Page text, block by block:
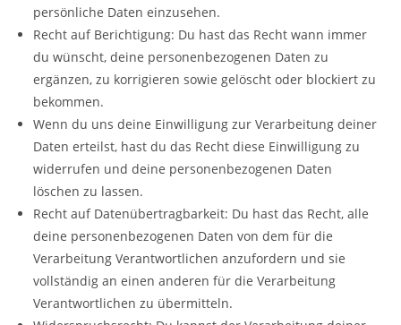
persönliche Daten einzusehen.
Recht auf Berichtigung: Du hast das Recht wann immer
du wünscht, deine personenbezogenen Daten zu
ergänzen, zu korrigieren sowie gelöscht oder blockiert zu
bekommen.
Wenn du uns deine Einwilligung zur Verarbeitung deiner
Daten erteilst, hast du das Recht diese Einwilligung zu
widerrufen und deine personenbezogenen Daten
löschen zu lassen.
Recht auf Datenübertragbarkeit: Du hast das Recht, alle
deine personenbezogenen Daten von dem für die
Verarbeitung Verantwortlichen anzufordern und sie
vollständig an einen anderen für die Verarbeitung
Verantwortlichen zu übermitteln.